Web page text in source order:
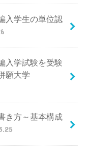
入学生の単位認
入学試験を受験
願大学
き方～基本構成